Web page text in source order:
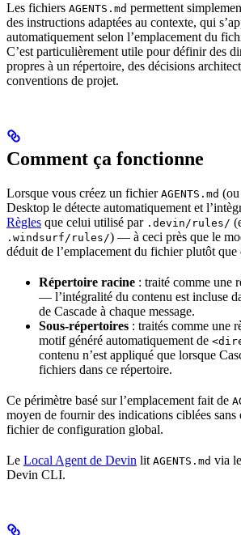
Les fichiers AGENTS.md permettent
des instructions adaptées au contexte, qui
automatiquement selon l’emplacement du
C’est particulièrement utile pour définir des
propres à un répertoire, des décisions
conventions de projet.
Comment ça fonctionne
Lorsque vous créez un fichier AGENTS.md (ou
Desktop le détecte automatiquement et
Règles que celui utilisé par .devin/rules/
.windsurf/rules/) — à ceci près que le
déduit de l’emplacement du fichier plutôt
Répertoire racine : traité comme une
— l’intégralité du contenu est incluse
de Cascade à chaque message.
Sous-répertoires : traités comme une
motif généré automatiquement de
contenu n’est appliqué que lorsque
fichiers dans ce répertoire.
Ce périmètre basé sur l’emplacement fait de
moyen de fournir des indications ciblées
fichier de configuration global.
Le Local Agent de Devin lit AGENTS.md via le
Devin CLI.